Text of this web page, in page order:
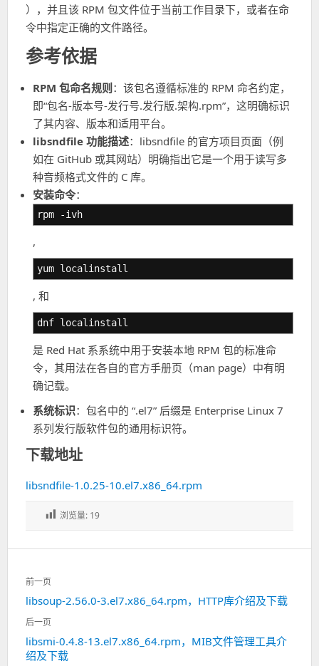
），并且该 RPM 包文件位于当前工作目录下，或者在命
令中指定正确的文件路径。
参考依据
RPM 包命名规则：该包名遵循标准的 RPM 命名约定，
即“包名-版本号-发行号.发行版.架构.rpm”，这明确标识
了其内容、版本和适用平台。
libsndfile 功能描述：libsndfile 的官方项目页面（例
如在 GitHub 或其网站）明确指出它是一个用于读写多
种音频格式文件的 C 库。
安装命令：
rpm -ivh
,
yum localinstall
, 和
dnf localinstall
是 Red Hat 系系统中用于安装本地 RPM 包的标准命
令，其用法在各自的官方手册页（man page）中有明
确记载。
系统标识：包名中的 “.el7” 后缀是 Enterprise Linux 7
系列发行版软件包的通用标识符。
下载地址
libsndfile-1.0.25-10.el7.x86_64.rpm
浏览量: 19
文
章
导
航
前一页
上
一
libsoup-2.56.0-3.el7.x86_64.rpm，HTTP库介绍及下载
后一页
下
一
libsmi-0.4.8-13.el7.x86_64.rpm，MIB文件管理工具介
绍及下载